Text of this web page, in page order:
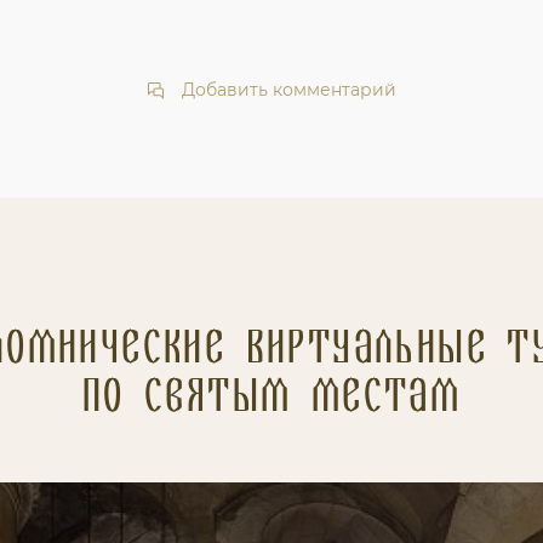
Добавить комментарий
Виртуальные
по святым местам